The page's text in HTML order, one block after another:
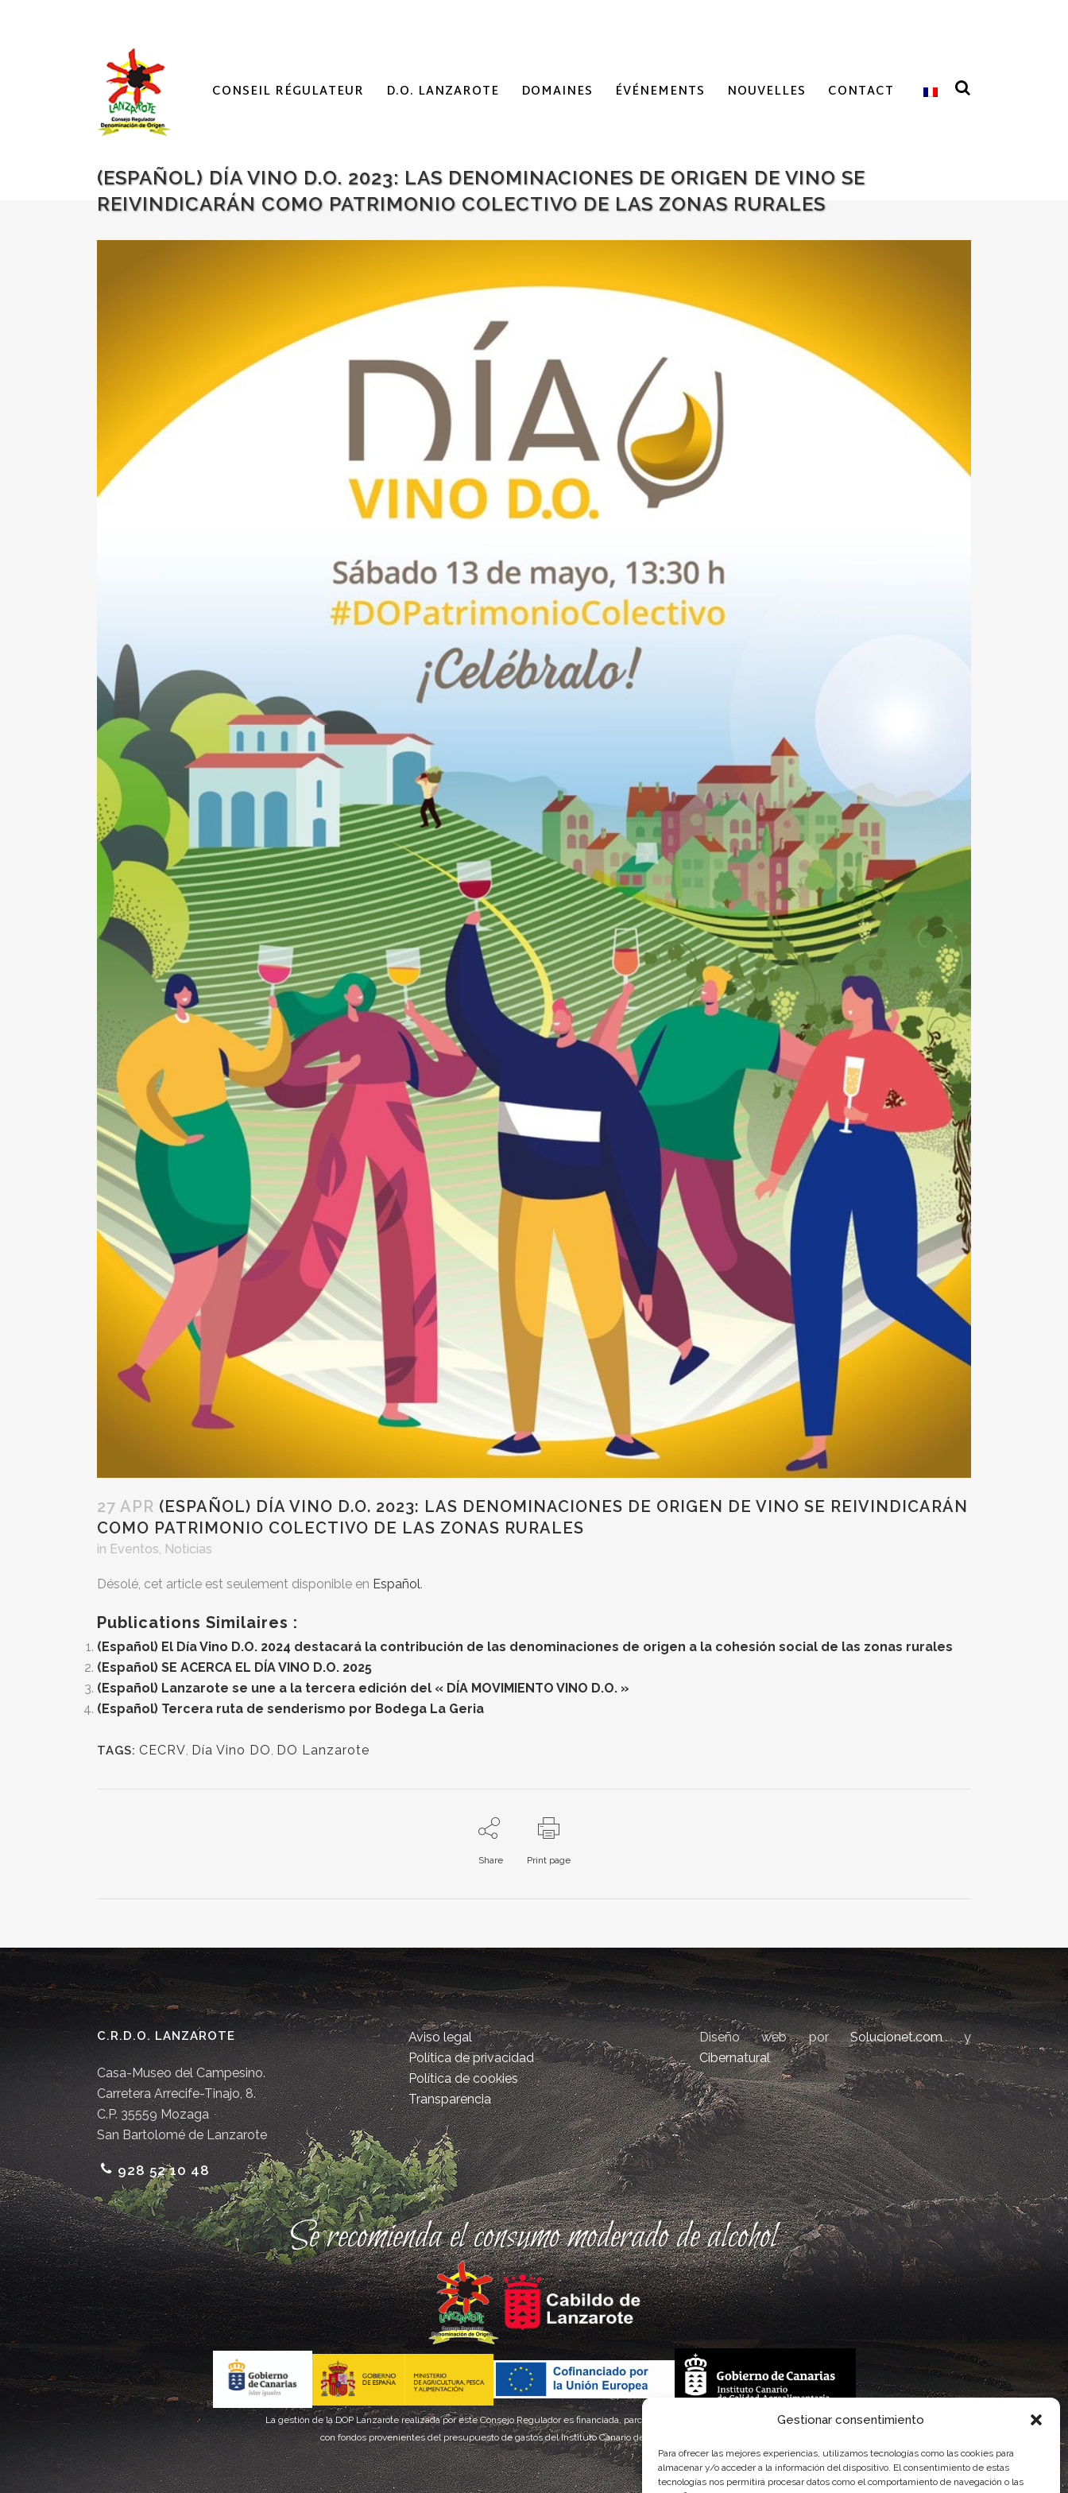
Gestionar consentimiento
Para ofrecer las mejores experiencias, utilizamos tecnologías como las cookies para
almacenar y/o acceder a la información del dispositivo. El consentimiento de estas
tecnologías nos permitirá procesar datos como el comportamiento de navegación o las
CONSEIL RÉGULATEUR D.O. LANZAROTE DOMAINES ÉVÉNEMENTS NOUVELLES CONTACT
(ESPAÑOL) DÍA VINO D.O. 2023: LAS DENOMINACIONES DE ORIGEN DE VINO SE
REIVINDICARÁN COMO PATRIMONIO COLECTIVO DE LAS ZONAS RURALES
27 APR (ESPAÑOL) DÍA VINO D.O. 2023: LAS DENOMINACIONES DE ORIGEN DE VINO SE REIVINDICARÁN
COMO PATRIMONIO COLECTIVO DE LAS ZONAS RURALES
in Eventos Noticias
Désolé, cet article est seulement disponible en Español.
Publications Similaires :
(Español) El Día Vino D.O. 2024 destacará la contribución de las denominaciones de origen a la cohesión social de las zonas rurales
(Español) SE ACERCA EL DÍA VINO D.O. 2025
(Español) Lanzarote se une a la tercera edición del « DÍA MOVIMIENTO VINO D.O. »
(Español) Tercera ruta de senderismo por Bodega La Geria
TAGS: CECRV Día Vino DO DO Lanzarote
Share Print page
C.R.D.O. LANZAROTE
Casa-Museo del Campesino.
Carretera Arrecife-Tinajo, 8.
C.P. 35559 Mozaga
San Bartolomé de Lanzarote
928 52 10 48
Aviso legal
Política de privacidad
Política de cookies
Transparencia
Diseño web porSolucionet.comy
Cibernatural
Se recomienda el consumo moderado de alcohol
La gestión de la DOP Lanzarote realizada por este Consejo Regulador es financiada, parcialmente, por el Gobierno de Canarias
con fondos provenientes del presupuesto de gastos del Instituto Canario de Calidad Agroalimentaria